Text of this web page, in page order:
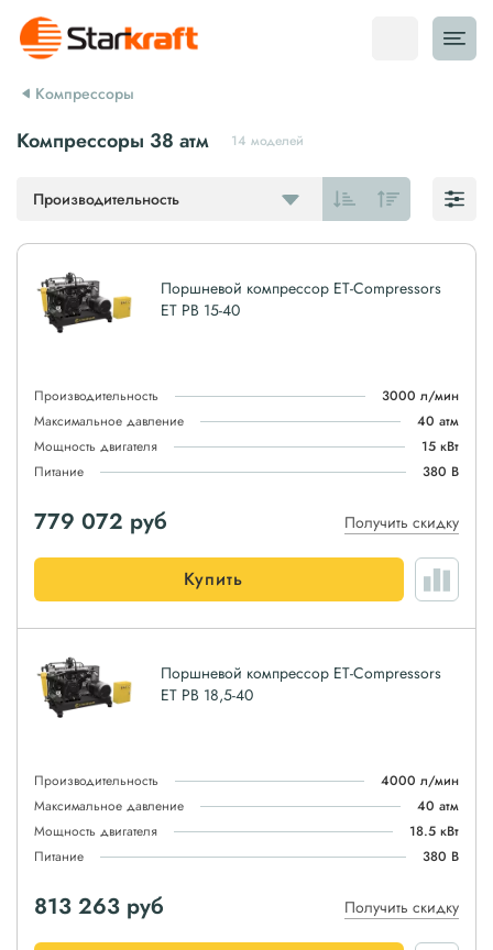
Компрессоры
Компрессоры 38 атм 14 моделей
Производительность
Поршневой компрессор ET-Compressors
ET PB 15-40
Производительность
3000 л/мин
Максимальное давление
40 атм
Мощность двигателя
15 кВт
Питание
380 В
779 072 руб Получить скидку
Купить
Поршневой компрессор ET-Compressors
ET PB 18,5-40
Производительность
4000 л/мин
Максимальное давление
40 атм
Мощность двигателя
18.5 кВт
Питание
380 В
813 263 руб Получить скидку